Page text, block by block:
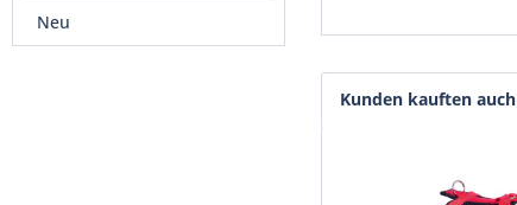
Neu
Kunden kauften auch